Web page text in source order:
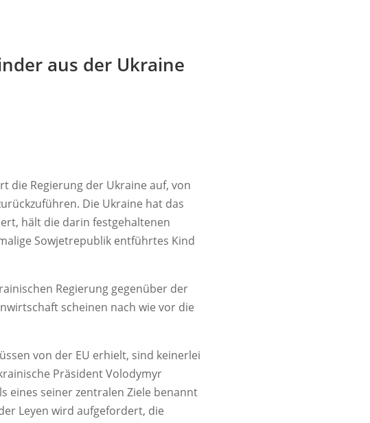
aus der Ukraine
die Regierung der Ukraine auf, von
Die Ukraine hat das
hält die darin festgehaltenen
Sowjetrepublik entführtes Kind
Regierung gegenüber der
scheinen nach wie vor die
von der EU erhielt, sind keinerlei
Präsident Volodymyr
eines seiner zentralen Ziele benannt
Leyen wird aufgefordert, die